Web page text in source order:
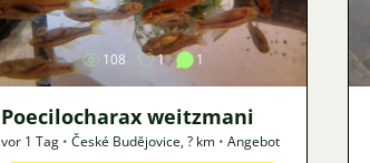
108 1 1
Poecilocharax weitzmani
vor 1 Tag • České Budějovice,? km • Angebot